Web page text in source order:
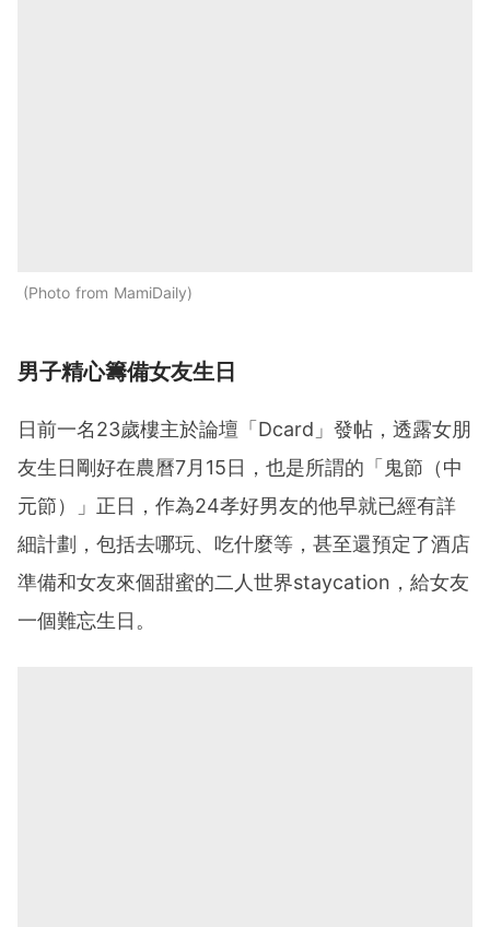
Photo from MamiDaily
男子精心籌備女友生日
日前一名23歲樓主於論壇「Dcard」發帖，透露女朋
友生日剛好在農曆7月15日，也是所謂的「鬼節（中
元節）」正日，作為24孝好男友的他早就已經有詳
細計劃，包括去哪玩、吃什麼等，甚至還預定了酒店
準備和女友來個甜蜜的二人世界staycation，給女友
一個難忘生日。